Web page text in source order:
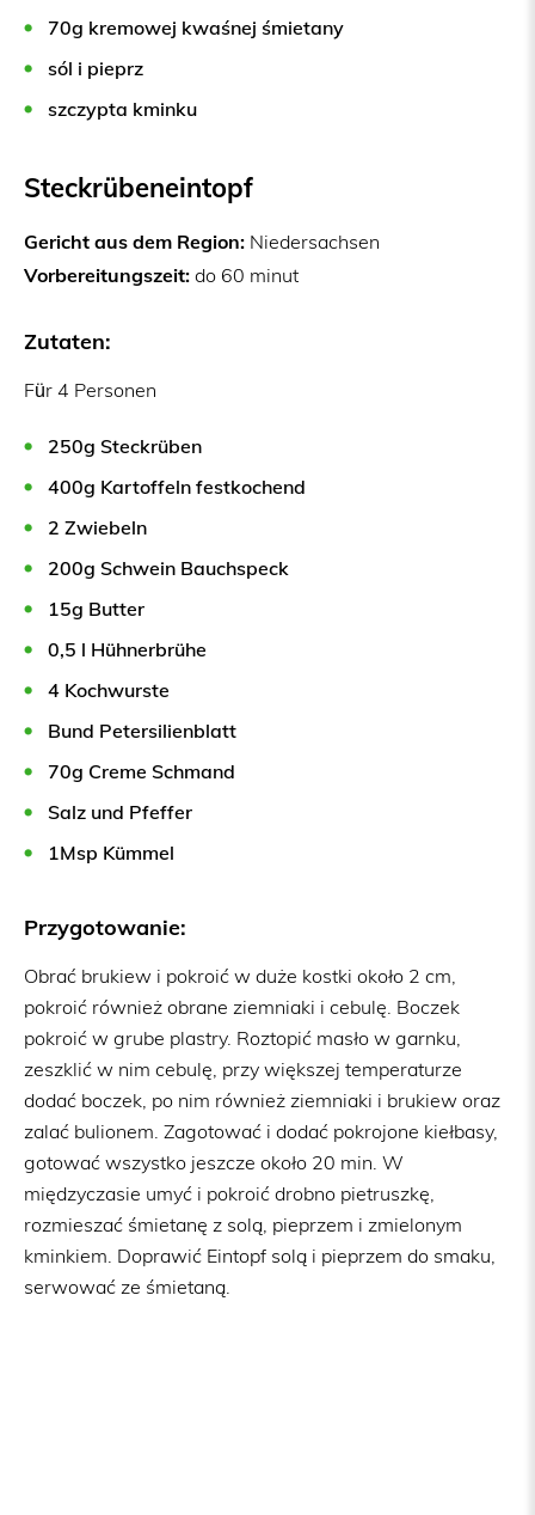
70g kremowej kwaśnej śmietany
sól i pieprz
szczypta kminku
Steckrübeneintopf
Gericht aus dem Region: Niedersachsen
Vorbereitungszeit: do 60 minut
Zutaten:
Für 4 Personen
250g Steckrüben
400g Kartoffeln festkochend
2 Zwiebeln
200g Schwein Bauchspeck
15g Butter
0,5 l Hühnerbrühe
4 Kochwurste
Bund Petersilienblatt
70g Creme Schmand
Salz und Pfeffer
1Msp Kümmel
Przygotowanie:
Obrać brukiew i pokroić w duże kostki około 2 cm,
pokroić również obrane ziemniaki i cebulę. Boczek
pokroić w grube plastry. Roztopić masło w garnku,
zeszklić w nim cebulę, przy większej temperaturze
dodać boczek, po nim również ziemniaki i brukiew oraz
zalać bulionem. Zagotować i dodać pokrojone kiełbasy,
gotować wszystko jeszcze około 20 min. W
międzyczasie umyć i pokroić drobno pietruszkę,
rozmieszać śmietanę z solą, pieprzem i zmielonym
kminkiem. Doprawić Eintopf solą i pieprzem do smaku,
serwować ze śmietaną.